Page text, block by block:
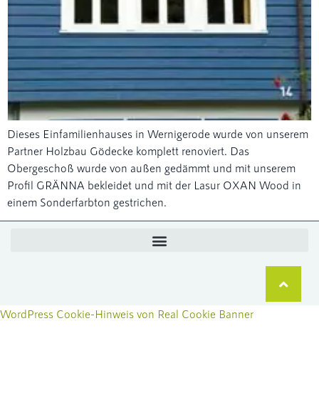
Dieses Einfamilienhauses in Wernigerode wurde von unserem
Partner Holzbau Gödecke komplett renoviert. Das
Obergeschoß wurde von außen gedämmt und mit unserem
Profil GRÄNNA bekleidet und mit der Lasur OXAN Wood in
einem Sonderfarbton gestrichen.
WordPress Cookie-Hinweis von Real Cookie Banner